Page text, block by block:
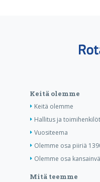
Keitä olemme
Keitä olemme
Hallitus ja toimihenkilöt
Vuositeema
Olemme osa piiriä
Olemme osa
Mitä teemme